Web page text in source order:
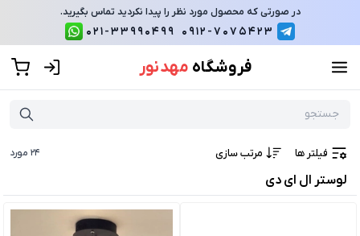
در صورتی که محصول مورد نظر را پیدا نکردید تماس بگیرید.
0912-7075423
021-33990499
فروشگاه مهد نور
فیلتر ها مرتب سازی 24 مورد
لوستر ال ای دی